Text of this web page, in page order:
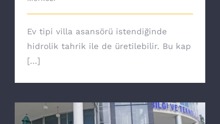
Ev tipi villa asansörü istendiğinde
hidrolik tahrik ile de üretilebilir. Bu kap
[...]